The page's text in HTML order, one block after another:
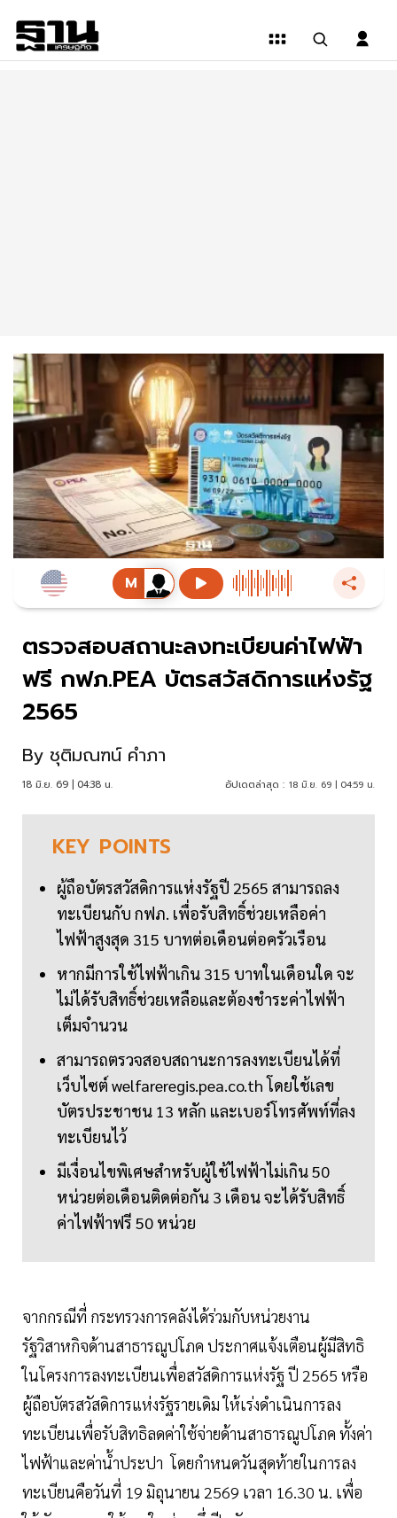
ตรวจสอบสถานะลงทะเบียนค่าไฟฟ้า
ฟรี กฟภ.PEA บัตรสวัสดิการแห่งรัฐ
2565
By ชุติมณฑน์ คำภา
18 มิ.ย. 69 | 04:38 น. อัปเดตล่าสุด : 18 มิ.ย. 69 | 04:59 น.
KEY POINTS
ผู้ถือบัตรสวัสดิการแห่งรัฐปี 2565 สามารถลง
ทะเบียนกับ กฟภ. เพื่อรับสิทธิ์ช่วยเหลือค่า
ไฟฟ้าสูงสุด 315 บาทต่อเดือนต่อครัวเรือน
หากมีการใช้ไฟฟ้าเกิน 315 บาทในเดือนใด จะ
ไม่ได้รับสิทธิ์ช่วยเหลือและต้องชำระค่าไฟฟ้า
เต็มจำนวน
สามารถตรวจสอบสถานะการลงทะเบียนได้ที่
เว็บไซต์ welfareregis.pea.co.th โดยใช้เลข
บัตรประชาชน 13 หลัก และเบอร์โทรศัพท์ที่ลง
ทะเบียนไว้
มีเงื่อนไขพิเศษสำหรับผู้ใช้ไฟฟ้าไม่เกิน 50
หน่วยต่อเดือนติดต่อกัน 3 เดือน จะได้รับสิทธิ์
ค่าไฟฟ้าฟรี 50 หน่วย
จากกรณีที่ กระทรวงการคลังได้ร่วมกับหน่วยงาน
รัฐวิสาหกิจด้านสาธารณูปโภค ประกาศแจ้งเตือนผู้มีสิทธิ
ในโครงการลงทะเบียนเพื่อสวัสดิการแห่งรัฐ ปี 2565 หรือ
ผู้ถือบัตรสวัสดิการแห่งรัฐรายเดิม ให้เร่งดำเนินการลง
ทะเบียนเพื่อรับสิทธิลดค่าใช้จ่ายด้านสาธารณูปโภค ทั้งค่า
ไฟฟ้าและค่าน้ำประปา โดยกำหนดวันสุดท้ายในการลง
ทะเบียนคือวันที่ 19 มิถุนายน 2569 เวลา 16.30 น. เพื่อ